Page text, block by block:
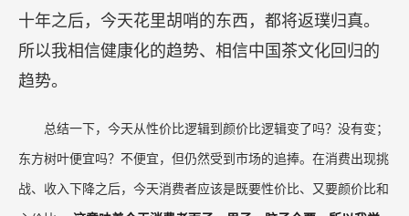
的感觉，以及审美品位的升级等。另外一个大趋势就是健康趋势不
断升级，比如元气森林带领的无糖饮料的潮流，东方树叶带领了无
糖茶的潮流，简醇带领了无蔗糖酸奶的潮流等。这些公司都是看准
司就是“我不知道时机什么时候会来，但趋势是确定的”，而确定
就能带来笃定。
今天做品牌，很大时候是终局决定布局。所谓终